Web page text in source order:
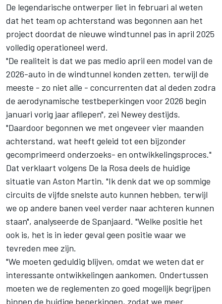
De legendarische ontwerper liet in februari al weten
dat het team op achterstand was begonnen aan het
project doordat de nieuwe windtunnel pas in april 2025
volledig operationeel werd.
"De realiteit is dat we pas medio april een model van de
2026-auto in de windtunnel konden zetten, terwijl de
meeste - zo niet alle - concurrenten dat al deden zodra
de aerodynamische testbeperkingen voor 2026 begin
januari vorig jaar afliepen", zei Newey destijds.
"Daardoor begonnen we met ongeveer vier maanden
achterstand, wat heeft geleid tot een bijzonder
gecomprimeerd onderzoeks- en ontwikkelingsproces."
Dat verklaart volgens De la Rosa deels de huidige
situatie van Aston Martin. "Ik denk dat we op sommige
circuits de vijfde snelste auto kunnen hebben, terwijl
we op andere banen veel verder naar achteren kunnen
staan", analyseerde de Spanjaard. "Welke positie het
ook is, het is in ieder geval geen positie waar we
tevreden mee zijn.
"We moeten geduldig blijven, omdat we weten dat er
interessante ontwikkelingen aankomen. Ondertussen
moeten we de reglementen zo goed mogelijk begrijpen
binnen de huidige beperkingen, zodat we meer